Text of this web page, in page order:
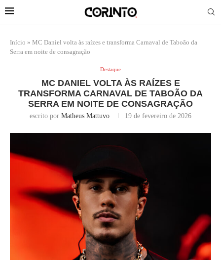
Início » MC Daniel volta às raízes e transforma Carnaval de Taboão da
Serra em noite de consagração
Destaque
MC DANIEL VOLTA ÀS RAÍZES E
TRANSFORMA CARNAVAL DE TABOÃO DA
SERRA EM NOITE DE CONSAGRAÇÃO
escrito por Matheus Mattuvo 19 de fevereiro de 2026